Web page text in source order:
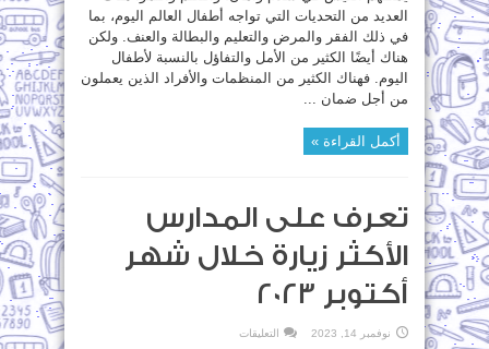
العديد من التحديات التي تواجه أطفال العالم اليوم، بما
في ذلك الفقر والمرض والتعليم والبطالة والعنف. ولكن
هناك أيضًا الكثير من الأمل والتفاؤل بالنسبة لأطفال
اليوم. فهناك الكثير من المنظمات والأفراد الذين يعملون
من أجل ضمان ...
أكمل القراءة »
تعرف على المدارس
الأكثر زيارة خلال شهر
أكتوبر 2023
نوفمبر 14, 2023 التعليقات